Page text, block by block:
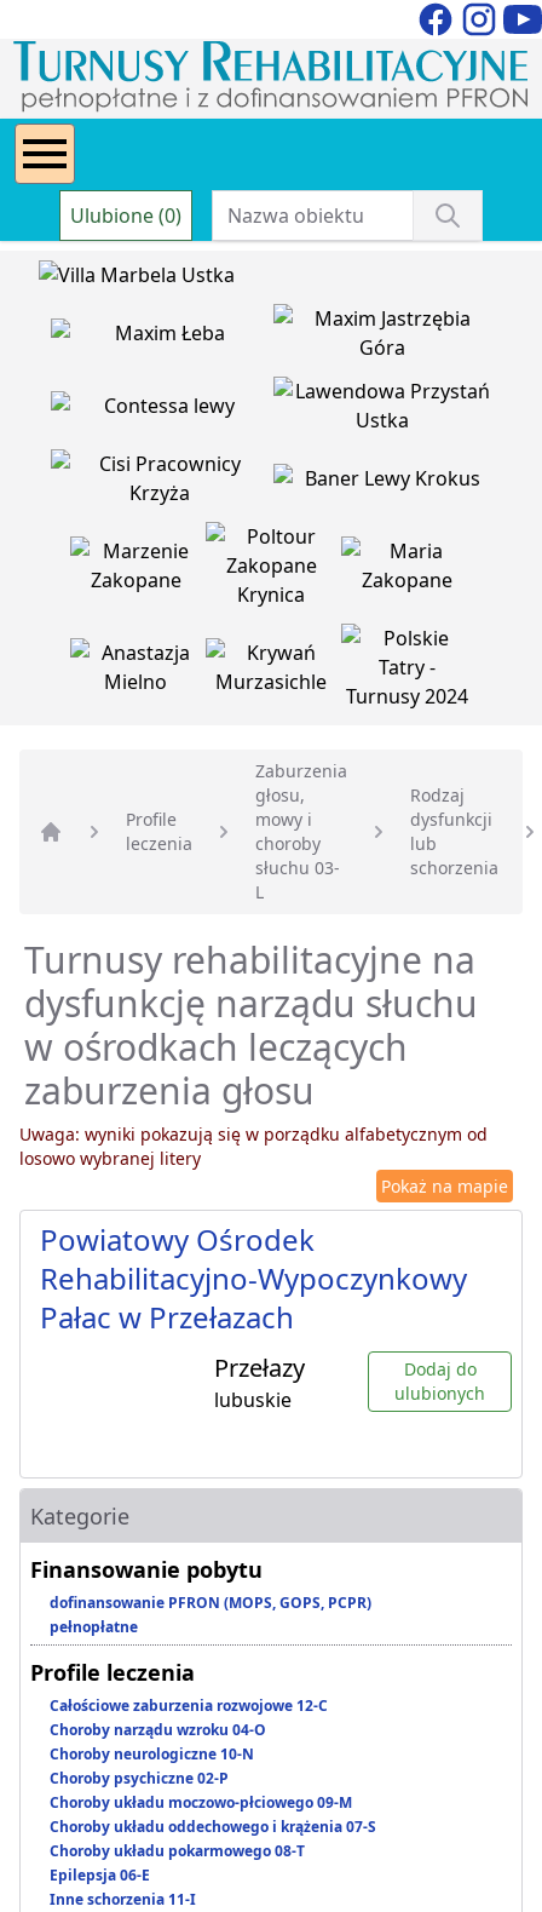
Ulubione (0)
Strona główna
Profile
leczenia
Zaburzenia
głosu,
mowy i
choroby
słuchu 03-
L
Rodzaj
dysfunkcji
lub
schorzenia
Turnusy rehabilitacyjne na
dysfunkcję narządu słuchu
w ośrodkach leczących
zaburzenia głosu
Uwaga: wyniki pokazują się w porządku alfabetycznym od
losowo wybranej litery
Pokaż na mapie
Powiatowy Ośrodek
Rehabilitacyjno-Wypoczynkowy
Pałac w Przełazach
Przełazy
lubuskie
Dodaj do
ulubionych
Kategorie
Finansowanie pobytu
dofinansowanie PFRON (MOPS, GOPS, PCPR)
pełnopłatne
Profile leczenia
Całościowe zaburzenia rozwojowe 12-C
Choroby narządu wzroku 04-O
Choroby neurologiczne 10-N
Choroby psychiczne 02-P
Choroby układu moczowo-płciowego 09-M
Choroby układu oddechowego i krążenia 07-S
Choroby układu pokarmowego 08-T
Epilepsja 06-E
Inne schorzenia 11-I